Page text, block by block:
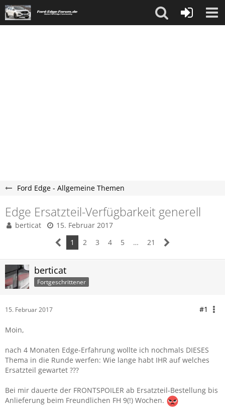
Ford Edge - Allgemeine Themen
Edge Ersatzteil-Verfügbarkeit generell
berticat
15. Februar 2017
1
2 3 4 5 … 21
berticat
Fortgeschrittener
15. Februar 2017 #1
Moin,
nach 4 Monaten Edge-Erfahrung wollte ich nochmals DIESES
Thema in die Runde werfen: Wie lange habt IHR auf welches
Ersatzteil gewartet ???
Bei mir dauerte der FRONTSPOILER ab Ersatzteil-Bestellung bis
Anlieferung beim Freundlichen FH 9(!) Wochen.